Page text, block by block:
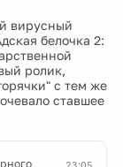
вирусный
белочка 2:
ролик,
с тем же
ставшее